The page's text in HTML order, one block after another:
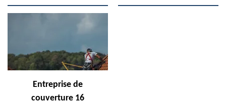
Entreprise de
couverture 16